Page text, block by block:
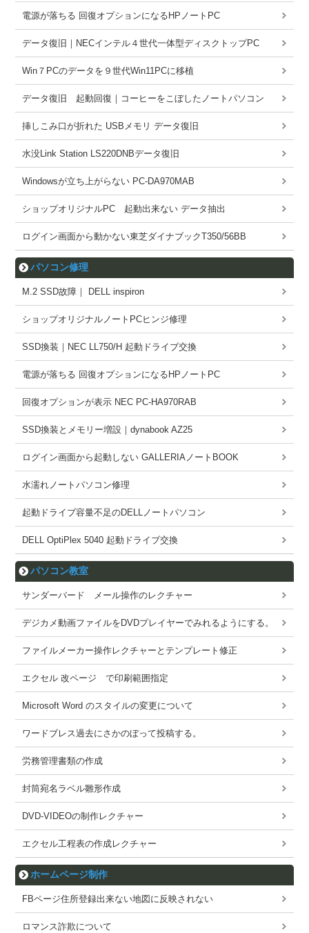
電源が落ちる 回復オプションになるHPノートPC
データ復旧｜NECインテル４世代一体型ディスクトップPC
Win７PCのデータを９世代Win11PCに移植
データ復旧 起動回復｜コーヒーをこぼしたノートパソコン
挿しこみ口が折れた USBメモリ データ復旧
水没Link Station LS220DNBデータ復旧
Windowsが立ち上がらない PC-DA970MAB
ショップオリジナルPC 起動出来ない データ抽出
ログイン画面から動かない東芝ダイナブックT350/56BB
パソコン修理
M.2 SSD故障｜ DELL inspiron
ショップオリジナルノートPCヒンジ修理
SSD換装｜NEC LL750/H 起動ドライブ交換
電源が落ちる 回復オプションになるHPノートPC
回復オプションが表示 NEC PC-HA970RAB
SSD換装とメモリー増設｜dynabook AZ25
ログイン画面から起動しない GALLERIAノートBOOK
水濡れノートパソコン修理
起動ドライブ容量不足のDELLノートパソコン
DELL OptiPlex 5040 起動ドライブ交換
パソコン教室
サンダーバード メール操作のレクチャー
デジカメ動画ファイルをDVDプレイヤーでみれるようにする。
ファイルメーカー操作レクチャーとテンプレート修正
エクセル 改ページ で印刷範囲指定
Microsoft Word のスタイルの変更について
ワードブレス過去にさかのぼって投稿する。
労務管理書類の作成
封筒宛名ラベル雛形作成
DVD-VIDEOの制作レクチャー
エクセル工程表の作成レクチャー
ホームページ制作
FBページ住所登録出来ない地図に反映されない
ロマンス詐欺について